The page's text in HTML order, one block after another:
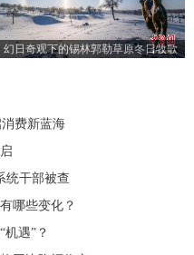
幻日奇观下的锡林郭勒草原冬日牧歌
费新蓝海
统干部被查
哪些变化？
机遇”？